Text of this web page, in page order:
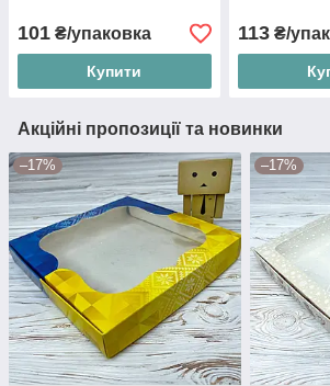
101 ₴/упаковка
Купити
113₴/
Акційні пропозиції та новинки
–17% –17%